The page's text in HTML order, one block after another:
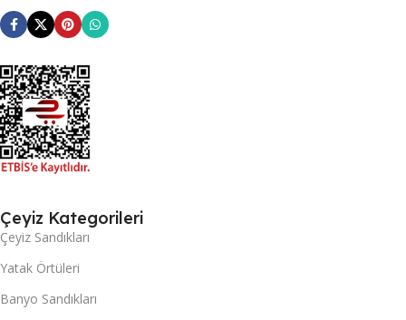
Çeyiz Kategorileri
Çeyiz Sandıkları
Yatak Örtüleri
Banyo Sandıkları